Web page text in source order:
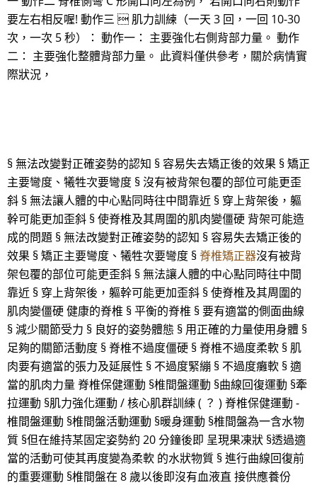
要左右相反喔! 動作三  肌力訓練（一天 3 回，一回 10-30
次，一次 5 秒）： 動作一： 主要強化右側背部力量。 動作
二： 主要強化整體背部力量。 此資料僅供參考，關於病情實
際狀況，
§ 無法改變對正確姿勢的認知 § 容易失去矯正後的效果 § 矯正
主要彎度、犧牲次要彎度 § 沒有被背架包覆的部位可能更歪
斜 § 無法讓人體的中心點同時往中間靠近 § 穿上背架後，軀
幹可能更加歪斜 § 使脊椎及其周圍的肌肉變僵硬 背架可能造
成的問題 § 無法改變對正確姿勢的認知 § 容易失去矯正後的
效果 § 矯正主要彎度、犧牲次要彎度 §脊椎矯正器沒有被背
架包覆的部位可能更歪斜 § 無法讓人體的中心點同時往中間
靠近 § 穿上背架後，軀幹可能更加歪斜 § 使脊椎及其周圍的
肌肉變僵硬 健康的脊椎 § 平衡的脊椎 § 要有適當的側面曲線
§ 減少關節受力 § 良好的姿勢體態 § 用正確的力量使用身體 §
足夠的關節活動度 § 脊椎不過度僵硬 § 脊椎不過度柔軟 § 肌
肉要有適當的張力及延展性 § 不過度緊繃 § 不過度癱軟 § 適
當的肌肉力量 脊椎保健運動 §椎間盤運動 §曲線回復運動 §牽
拉運動 §肌力強化運動 / 核心肌群訓練 ( ？ ) 脊椎保健運動 -
椎間盤運動 §椎間盤活動運動 §暖身運動 §椎間盤為一含水物
質 §但在維持某固定姿勢約 20 分鐘後即 呈現果凍狀 §透過適
當的活動可使其再度變為柔軟 的水狀物質 § 進行曲線回復前
的重要運動 §椎間盤在 8 歲以後即沒有血液直 接供應養份